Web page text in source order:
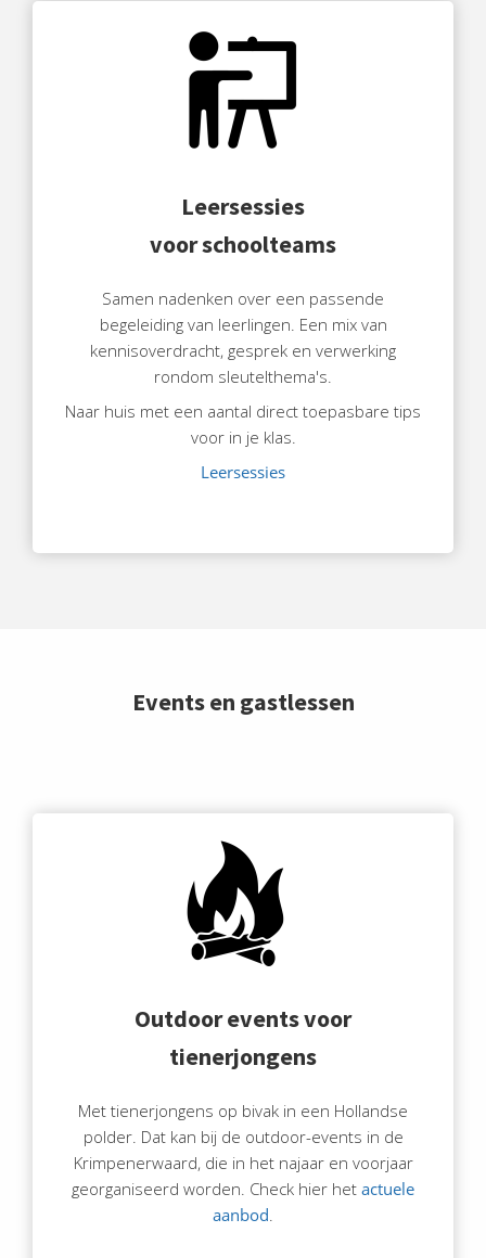
Leersessies
voor schoolteams
Samen nadenken over een passende
begeleiding van leerlingen. Een mix van
kennisoverdracht, gesprek en verwerking
rondom sleutelthema's.
Naar huis met een aantal direct toepasbare tips
voor in je klas.
Leersessies
Events en gastlessen
Outdoor events voor
tienerjongens
Met tienerjongens op bivak in een Hollandse
polder. Dat kan bij de outdoor-events in de
Krimpenerwaard, die in het najaar en voorjaar
georganiseerd worden. Check hier het actuele
aanbod